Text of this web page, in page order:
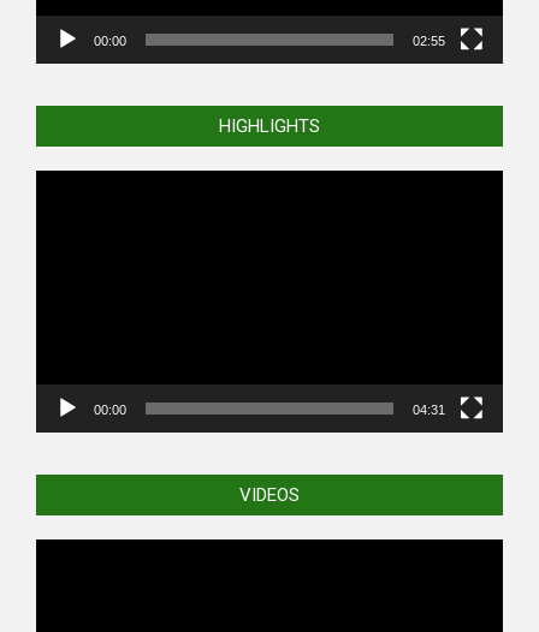
00:00 02:55
HIGHLIGHTS
00:00 04:31
VIDEOS